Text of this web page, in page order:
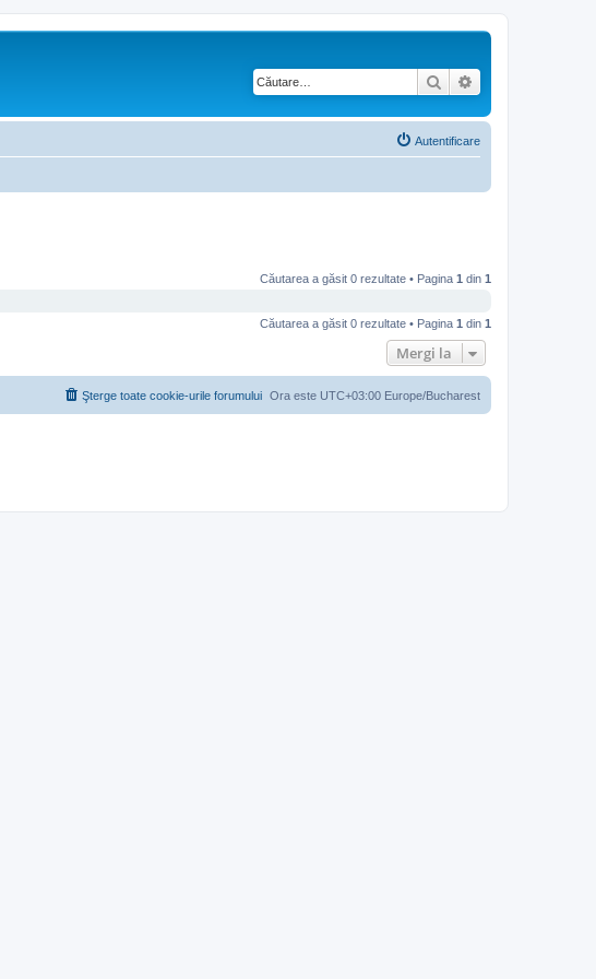
Căutare
Autentificare
Căutarea a găsit 0 rezultate • Pagina 1 din 1
Căutarea a găsit 0 rezultate • Pagina 1 din 1
Mergi la
Ora este UTC+03:00 Europe/Bucharest
Şterge toate cookie-urile forumului